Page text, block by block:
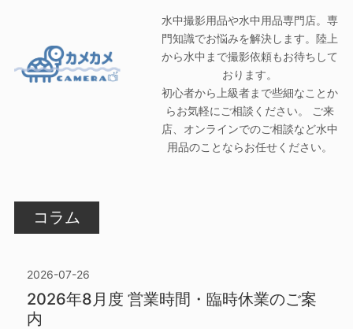
水中撮影用品や水中用品専門店。専
門知識でお悩みを解決します。陸上
から水中まで撮影依頼もお待ちして
おります。
初心者から上級者まで些細なことか
らお気軽にご相談ください。 ご来
店、オンラインでのご相談など水中
用品のことならお任せください。
コラム
2026-07-26
2026年8月度 営業時間・臨時休業のご案
内